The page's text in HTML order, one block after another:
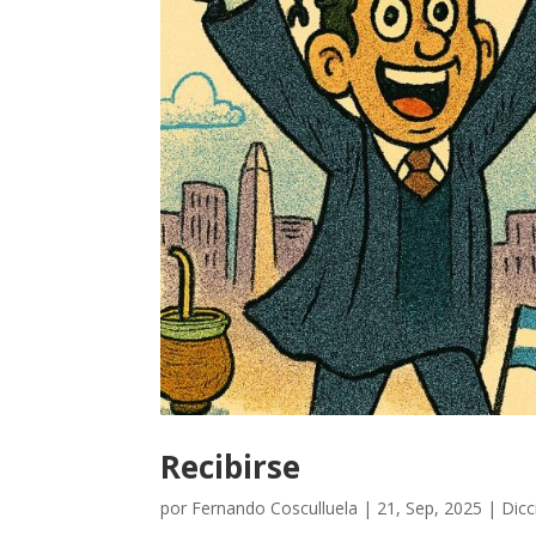
Recibirse
por Fernando Cosculluela | 21, Sep, 2025 |